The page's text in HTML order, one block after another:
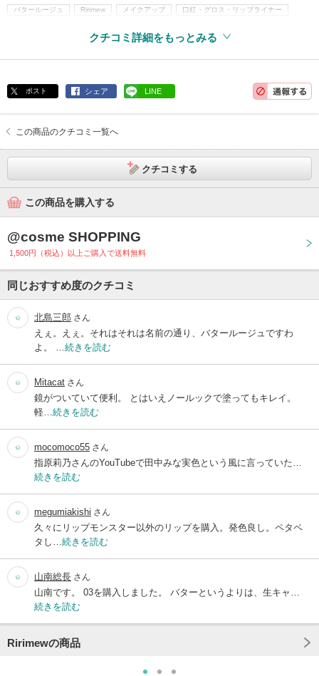
バタールージュ Ririmew メイクアップ 口紅・グロス・リップライナー
クチコミ詳細をもっとみる
ポスト シェア LINE
この商品のクチコミ一覧へ
クチコミする
この商品を購入する
@cosme SHOPPING
1,500円（税込）以上ご購入で送料無料
同じおすすめ度のクチコミ
北島三郎 さん
えぇ。えぇ。それはそれは名前の通り、バタールージュですわ
よ。 … 続きを読む
Mitacat さん
鏡がついていて便利。 とはいえノールックで塗ってもキレイ。
軽… 続きを読む
mocomoco55 さん
指原莉乃さんのYouTubeで田中みな実色という風に言っていた…
続きを読む
megumiakishi さん
久々にリップモンスター以外のリップを購入。発色良し。ペタペ
タし… 続きを読む
山南総長 さん
山南です。 03を購入しました。 バターというよりは、生キャ…
続きを読む
Ririmewの商品